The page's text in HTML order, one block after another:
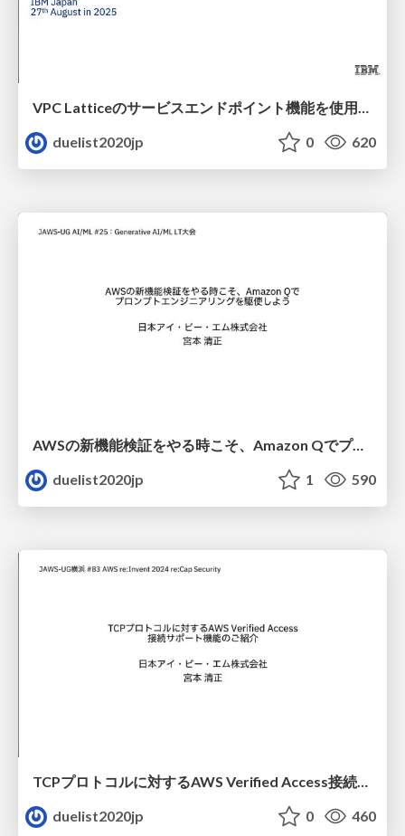
VPC Latticeのサービスエンドポイント機能を使用した複数VPCアクセス
duelist2020jp
0 620
AWSの新機能検証をやる時こそ、Amazon Qでプロンプトエンジニアリングを駆使しよう
duelist2020jp
1 590
TCPプロトコルに対するAWS Verified Access接続サポート機能のご紹介
duelist2020jp
0 460